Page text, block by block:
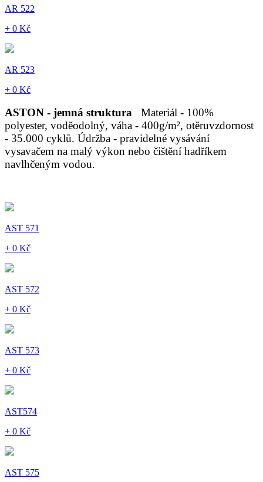
AR 522
+ 0 Kč
AR 523
+ 0 Kč
ASTON - jemná struktura
Materiál - 100%
polyester, voděodolný, váha - 400g/m², otěruvzdornost
- 35.000 cyklů. Údržba - pravidelné vysávání
vysavačem na malý výkon nebo čištění hadříkem
navlhčeným vodou.
AST 571
+ 0 Kč
AST 572
+ 0 Kč
AST 573
+ 0 Kč
AST574
+ 0 Kč
AST 575